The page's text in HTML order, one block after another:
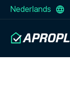
Nederlands